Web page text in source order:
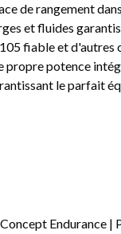
de rangement
et fluides
fiable et d'autres
potence
le parfait
Endurance |